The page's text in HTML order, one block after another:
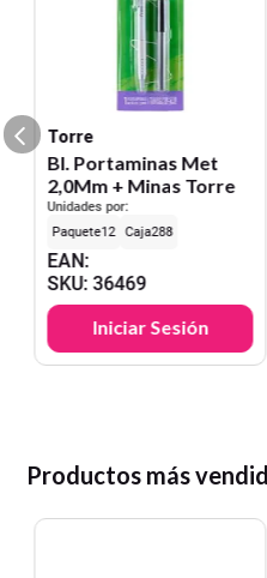
Torre
Bl. Portaminas Met
2,0Mm + Minas Torre
Unidades por:
12
288
EAN:
SKU:36469
Iniciar Sesión
Productos más